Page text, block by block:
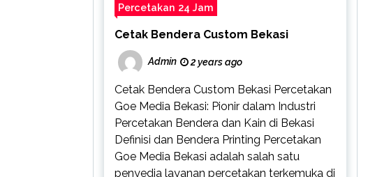
Percetakan 24 Jam
Cetak Bendera Custom Bekasi
Admin 2 years ago
Cetak Bendera Custom Bekasi Percetakan
Goe Media Bekasi: Pionir dalam Industri
Percetakan Bendera dan Kain di Bekasi
Definisi dan Bendera Printing Percetakan
Goe Media Bekasi adalah salah satu
penyedia layanan percetakan terkemuka di